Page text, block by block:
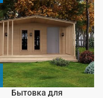
Бытовка для